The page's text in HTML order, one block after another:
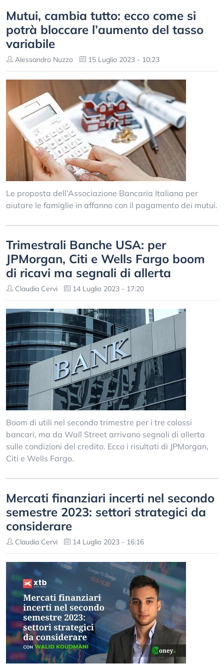
Mutui, cambia tutto: ecco come si
potrà bloccare l’aumento del tasso
variabile
Alessandro Nuzzo 15 Luglio 2023 - 10:23
Le proposta dell’Associazione Bancaria Italiana per
aiutare le famiglie in affanno con il pagamento dei mutui.
Trimestrali Banche USA: per
JPMorgan, Citi e Wells Fargo boom
di ricavi ma segnali di allerta
Claudia Cervi 14 Luglio 2023 - 17:20
Boom di utili nel secondo trimestre per i tre colossi
bancari, ma da Wall Street arrivano segnali di allerta
sulle condizioni del credito. Ecco i risultati di JPMorgan,
Citi e Wells Fargo.
Mercati finanziari incerti nel secondo
semestre 2023: settori strategici da
considerare
Claudia Cervi 14 Luglio 2023 - 16:16